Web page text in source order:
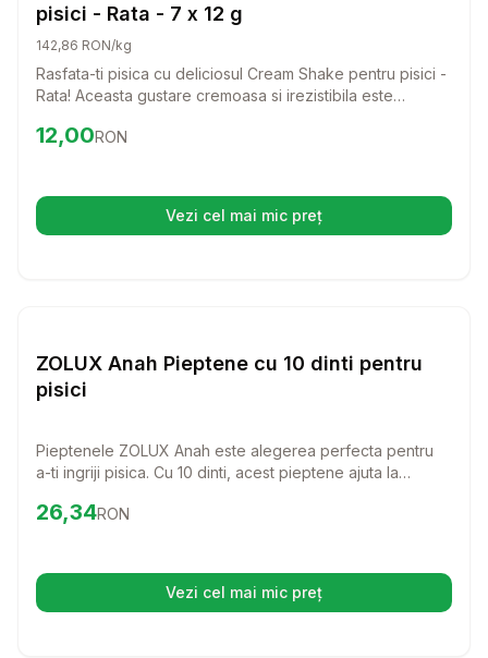
pisici - Rata - 7 x 12 g
142,86 RON/kg
Rasfata-ti pisica cu deliciosul Cream Shake pentru pisici -
Rata! Aceasta gustare cremoasa si irezistibila este
a transforma fiecare moment intr-o experienta de neuitat.
Preț:12.00
12,00RON
Vezi cel mai mic preț(se deschide într-o filă nouă)
ZOLUX Anah Pieptene cu 10 dinti pentru
pisici
Pieptenele ZOLUX Anah este alegerea perfecta pentru
a-ti ingriji pisica. Cu 10 dinti, acest pieptene ajuta la
confort si stralucire pisicii tale.
Preț:26.34
26,34RON
Vezi cel mai mic preț(se deschide într-o filă nouă)